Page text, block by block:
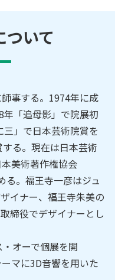
ついて
事する。1974年に成
「追母影」で院展初
」で日本芸術院賞を
る。現在は日本芸術
美術著作権協会
る。福王寺一彦はジュ
イナー、福王寺朱美の
締役でデザイナーとし
オーで個展を開
マに3D音響を用いた